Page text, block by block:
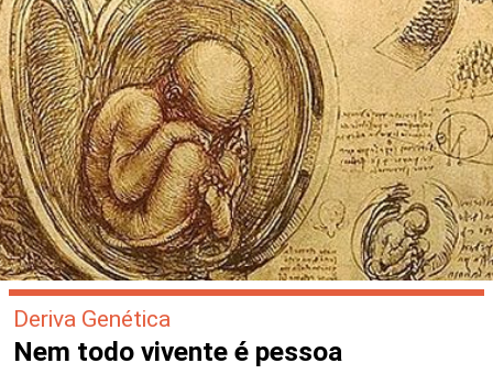
Deriva Genética
Nem todo vivente é pessoa